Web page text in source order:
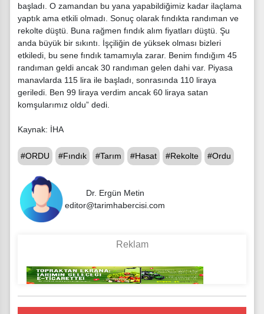
başladı. O zamandan bu yana yapabildiğimiz kadar ilaçlama
yaptık ama etkili olmadı. Sonuç olarak fındıkta randıman ve
rekolte düştü. Buna rağmen fındık alım fiyatları düştü. Şu
anda büyük bir sıkıntı. İşçiliğin de yüksek olması bizleri
etkiledi, bu sene fındık tamamıyla zarar. Benim fındığım 45
randıman geldi ancak 30 randıman gelen dahi var. Piyasa
manavlarda 115 lira ile başladı, sonrasında 110 liraya
geriledi. Ben 99 liraya verdim ancak 60 liraya satan
komşularımız oldu” dedi.
Kaynak: İHA
#ORDU #Fındık #Tarım #Hasat #Rekolte #Ordu
Dr. Ergün Metin
editor@tarimhabercisi.com